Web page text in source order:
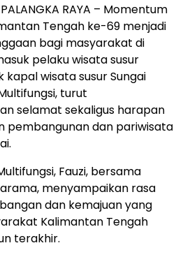
PALANGKA RAYA – Momentum
Tengah ke-69 menjadi
bagi masyarakat di
pelaku wisata susur
kapal wisata susur Sungai
turut
selamat sekaligus harapan
pembangunan dan pariwisata
Fauzi, bersama
menyampaikan rasa
dan kemajuan yang
Kalimantan Tengah
terakhir.